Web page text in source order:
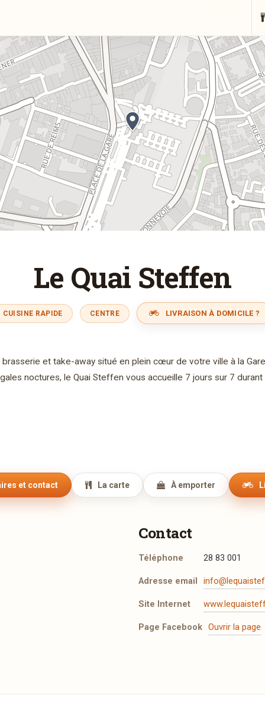
Le Quai Steffen
CUISINE RAPIDE CENTRE LIVRAISON À DOMICILE ?
brasserie et take-away situé en plein cœur de votre ville à la
noctures, le Quai Steffen vous accueille 7 jours sur 7 durant
et contact La carte À emporter
Contact
Téléphone 28 83 001
Adresse email
Site Internet
Page Facebook Ouvrir la page